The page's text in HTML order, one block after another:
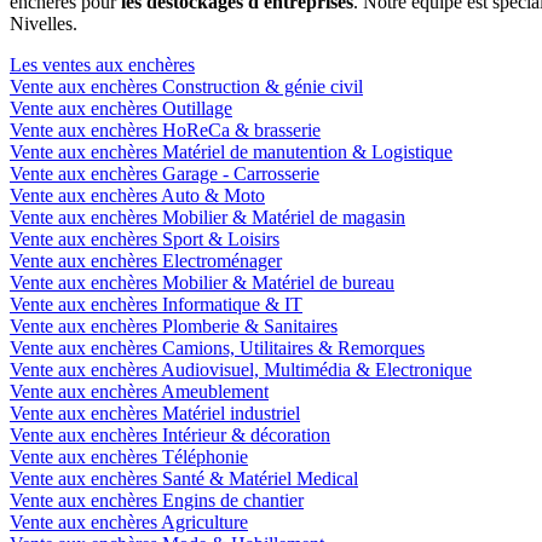
Nivelles.
Les ventes aux enchères
Vente aux enchères Construction & génie civil
Vente aux enchères Outillage
Vente aux enchères HoReCa & brasserie
Vente aux enchères Matériel de manutention & Logistique
Vente aux enchères Garage - Carrosserie
Vente aux enchères Auto & Moto
Vente aux enchères Mobilier & Matériel de magasin
Vente aux enchères Sport & Loisirs
Vente aux enchères Electroménager
Vente aux enchères Mobilier & Matériel de bureau
Vente aux enchères Informatique & IT
Vente aux enchères Plomberie & Sanitaires
Vente aux enchères Camions, Utilitaires & Remorques
Vente aux enchères Audiovisuel, Multimédia & Electronique
Vente aux enchères Ameublement
Vente aux enchères Matériel industriel
Vente aux enchères Intérieur & décoration
Vente aux enchères Téléphonie
Vente aux enchères Santé & Matériel Medical
Vente aux enchères Engins de chantier
Vente aux enchères Agriculture